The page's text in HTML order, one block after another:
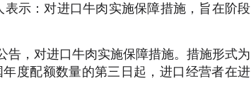
示：对进口牛肉实施保障措施，旨在阶段
，对进口牛肉实施保障措施。措施形式为
度配额数量的第三日起，进口经营者在进